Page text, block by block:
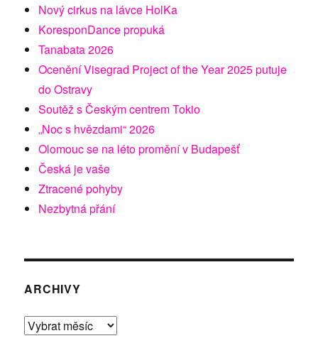
Nový cirkus na lávce HolKa
KoresponDance propuká
Tanabata 2026
Ocenění Visegrad Project of the Year 2025 putuje
do Ostravy
Soutěž s Českým centrem Tokio
„Noc s hvězdami“ 2026
Olomouc se na léto promění v Budapešť
Česká je vaše
Ztracené pohyby
Nezbytná přání
ARCHIVY
Archivy